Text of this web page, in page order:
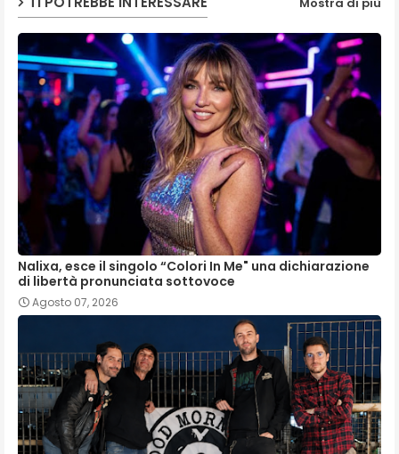
Nalixa, esce il singolo “Colori In Me" una dichiarazione
di libertà pronunciata sottovoce
Agosto 07, 2026